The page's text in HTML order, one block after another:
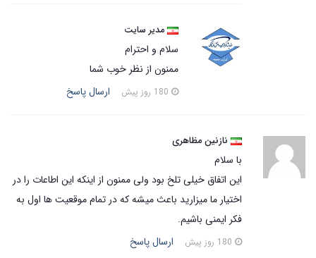
مدیر سایت
سلام و احترام
ممنون از نظر خوب شما
ارسال پاسخ
نازنین مظاهری
با سلام
این اتفاق خیلی تلخ بود ولی ممنون از اینکه این اطاعات را در
اختيار ما میزارید باعث میشه که در تمام موقعیت ها اول به
فکر ایمنی باشیم.
ارسال پاسخ